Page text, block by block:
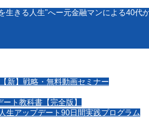
きる人生"へー元金融マンによる40代
新】戦略・無料動画セミナー
ト教科書【完全版】
生アップデート90日間実践プログラム